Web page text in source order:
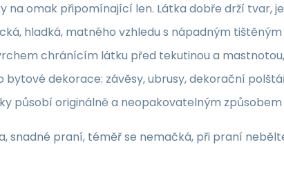
na omak připomínající len. Látka dobře drží tvar,
hladká, matného vzhledu s nápadným
chránícím látku před tekutinou a
bytové dekorace: závěsy, ubrusy, dekorační
působí originálně a neopakovatelným způsobem
snadné praní, téměř se nemačká, při praní